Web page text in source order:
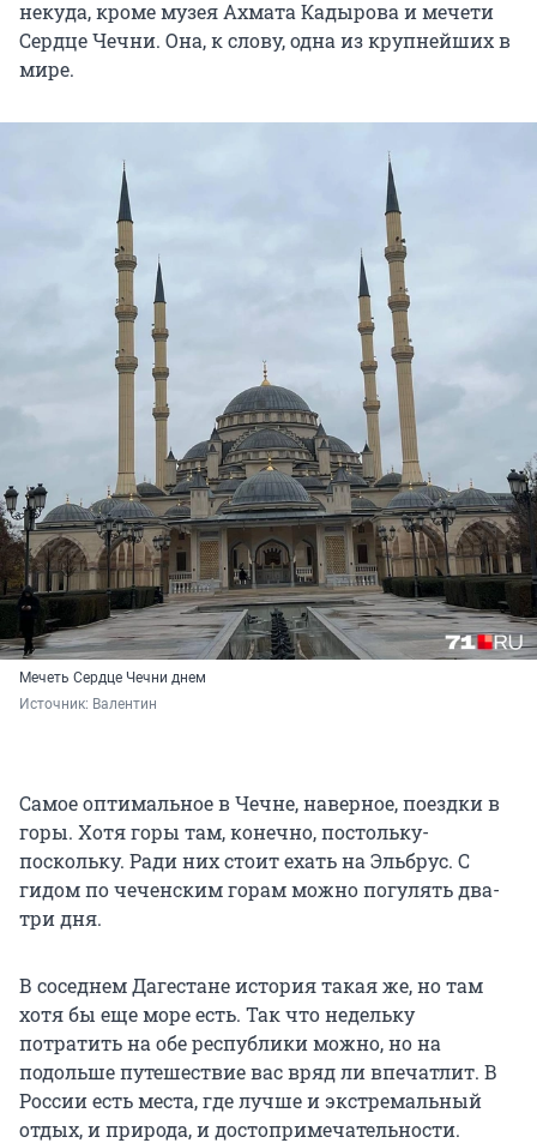
некуда, кроме музея Ахмата Кадырова и мечети
Сердце Чечни. Она, к слову, одна из крупнейших в
мире.
Мечеть Сердце Чечни днем
Источник: Валентин
Самое оптимальное в Чечне, наверное, поездки в
горы. Хотя горы там, конечно, постольку-
поскольку. Ради них стоит ехать на Эльбрус. С
гидом по чеченским горам можно погулять два-
три дня.
В соседнем Дагестане история такая же, но там
хотя бы еще море есть. Так что недельку
потратить на обе республики можно, но на
подольше путешествие вас вряд ли впечатлит. В
России есть места, где лучше и экстремальный
отдых, и природа, и достопримечательности.